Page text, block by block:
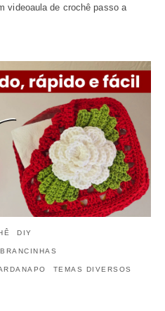
videoaula de crochê passo a
DIY
TEMAS DIVERSOS